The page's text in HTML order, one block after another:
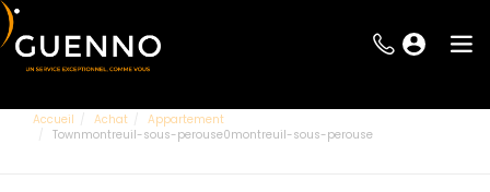
Accueil Achat
Appartement
Townmontreuil-sous-perouse0montreuil-sous-perouse